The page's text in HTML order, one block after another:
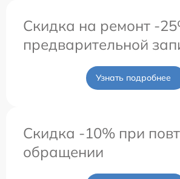
Скидка на ремонт -
предварительной
Узнать подробнее
Скидка -10% при
обращении